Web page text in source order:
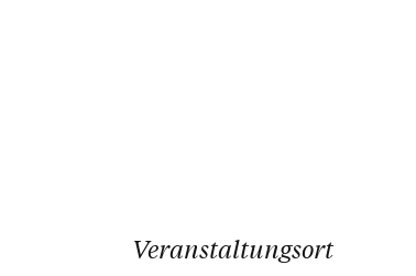
Veranstaltungsort